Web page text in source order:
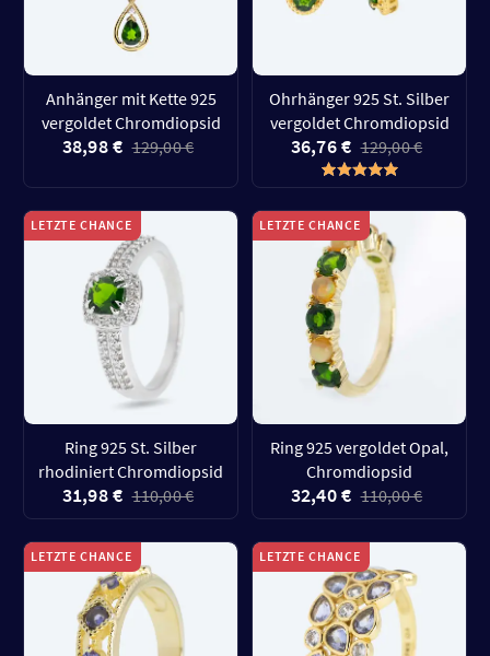
Anhänger mit Kette 925
vergoldet Chromdiopsid
38,98 € 129,00 €
Ohrhänger 925 St. Silber
vergoldet Chromdiopsid
36,76 € 129,00 €
LETZTE CHANCE
Ring 925 St. Silber
rhodiniert Chromdiopsid
31,98 € 110,00 €
LETZTE CHANCE
Ring 925 vergoldet Opal,
Chromdiopsid
32,40 € 110,00 €
LETZTE CHANCE LETZTE CHANCE